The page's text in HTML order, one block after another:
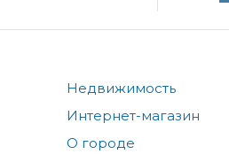
Недвижимость
Интернет-магазин
О городе